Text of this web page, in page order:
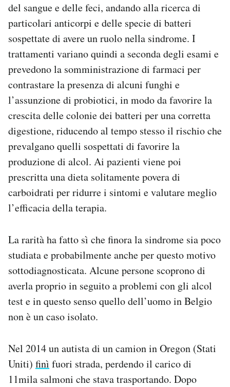
del sangue e delle feci, andando alla ricerca di
particolari anticorpi e delle specie di batteri
sospettate di avere un ruolo nella sindrome. I
trattamenti variano quindi a seconda degli esami e
prevedono la somministrazione di farmaci per
contrastare la presenza di alcuni funghi e
l’assunzione di probiotici, in modo da favorire la
crescita delle colonie dei batteri per una corretta
digestione, riducendo al tempo stesso il rischio che
prevalgano quelli sospettati di favorire la
produzione di alcol. Ai pazienti viene poi
prescritta una dieta solitamente povera di
carboidrati per ridurre i sintomi e valutare meglio
l’efficacia della terapia.
La rarità ha fatto sì che finora la sindrome sia poco
studiata e probabilmente anche per questo motivo
sottodiagnosticata. Alcune persone scoprono di
averla proprio in seguito a problemi con gli alcol
test e in questo senso quello dell’uomo in Belgio
non è un caso isolato.
Nel 2014 un autista di un camion in Oregon (Stati
Uniti) finì fuori strada, perdendo il carico di
11mila salmoni che stava trasportando. Dopo